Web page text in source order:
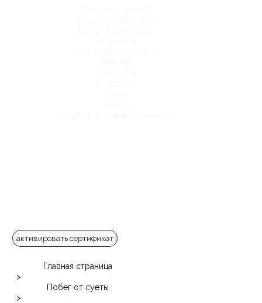
активировать сертификат
Главная страница
>
Побег от суеты
>